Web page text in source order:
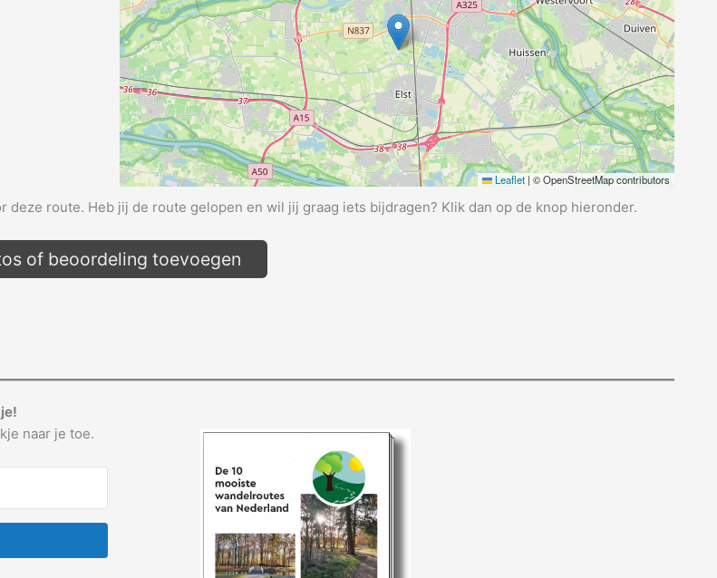
Leaflet | © OpenStreetMap contributors
route. Heb jij de route gelopen en wil jij graag iets bijdragen? Klik dan op de knop hieronder.
of beoordeling toevoegen
naar je toe.